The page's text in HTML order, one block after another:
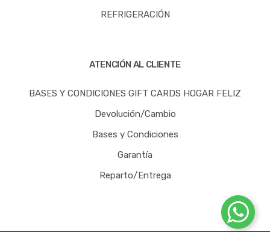
REFRIGERACIÓN
ATENCIÓN AL CLIENTE
BASES Y CONDICIONES GIFT CARDS HOGAR FELIZ
Devolución/Cambio
Bases y Condiciones
Garantía
Reparto/Entrega